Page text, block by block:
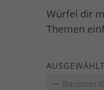
Würfel dir
Themen
Baustein